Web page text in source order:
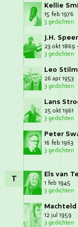
Kellie
15 feb 1976
3 gedichten
J.H.
23 okt 1869
3 gedichten
Leo
26 apr 1953
3 gedichten
Lans
25 okt 1961
3 gedichten
Peter
16 feb 1963
3 gedichten
T Els van
1 feb 1945
3 gedichten
12 jul 1959
3 gedichten